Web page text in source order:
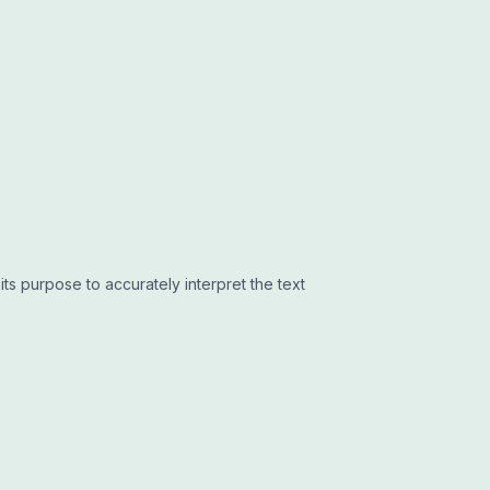
purpose to accurately interpret the text